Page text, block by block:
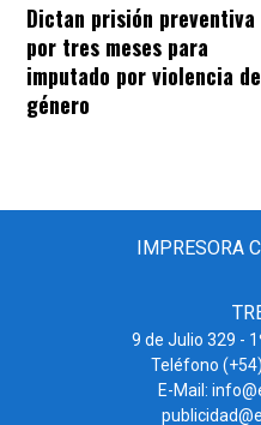
Dictan prisión preventiva
por tres meses para
imputado por violencia de
género
IMPRESORA
9 de Julio 329 -
Teléfono
E-Mail: